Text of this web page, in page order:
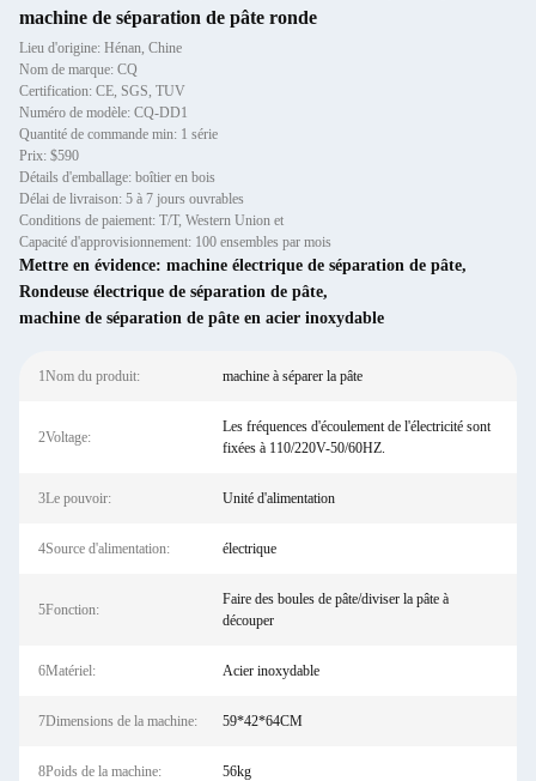
machine de séparation de pâte ronde
Lieu d'origine: Hénan, Chine
Nom de marque: CQ
Certification: CE, SGS, TUV
Numéro de modèle: CQ-DD1
Quantité de commande min: 1 série
Prix: $590
Détails d'emballage: boîtier en bois
Délai de livraison: 5 à 7 jours ouvrables
Conditions de paiement: T/T, Western Union et
Capacité d'approvisionnement: 100 ensembles par mois
Mettre en évidence: machine électrique de séparation de pâte,
Rondeuse électrique de séparation de pâte,
machine de séparation de pâte en acier inoxydable
1Nom du produit: machine à séparer la pâte
2Voltage:
Les fréquences d'écoulement de l'électricité sont
fixées à 110/220V-50/60HZ.
3Le pouvoir: Unité d'alimentation
4Source d'alimentation: électrique
5Fonction:
Faire des boules de pâte/diviser la pâte à
découper
6Matériel: Acier inoxydable
7Dimensions de la machine: 59*42*64CM
8Poids de la machine: 56kg